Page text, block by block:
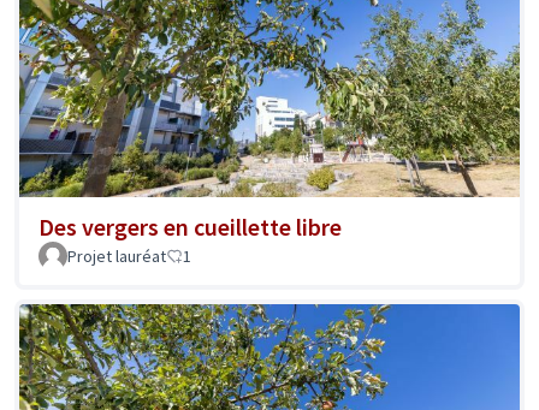
Des vergers en cueillette libre
Projet lauréat 1